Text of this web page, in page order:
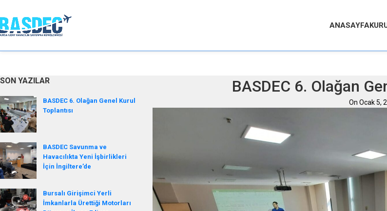
ANASAYFA
SON YAZILAR
BASDEC 6. Olağan Genel Kurul
Toplantısı
BASDEC Savunma ve
Havacılıkta Yeni İşbirlikleri
İçin İngiltere’de
Bursalı Girişimci Yerli
İmkanlarla Ürettiği Motorları
BASDEC 6. Olağan
On Ocak 5,